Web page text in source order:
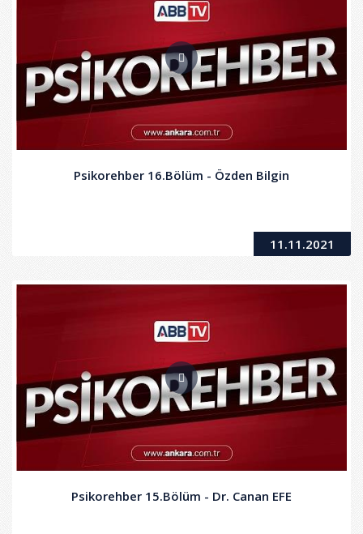
Psikorehber 16.Bölüm - Özden Bilgin
11.11.2021
Psikorehber 15.Bölüm - Dr. Canan EFE